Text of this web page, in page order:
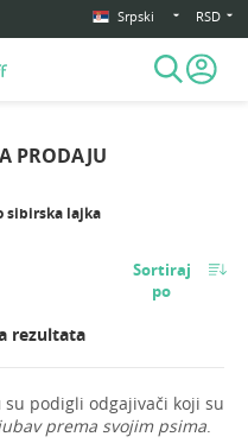
Srpski RSD
PRODAJU
sibirska lajka
Sortiraj
po
rezultata
su podigli odgajivači koji su
prema svojim psima.